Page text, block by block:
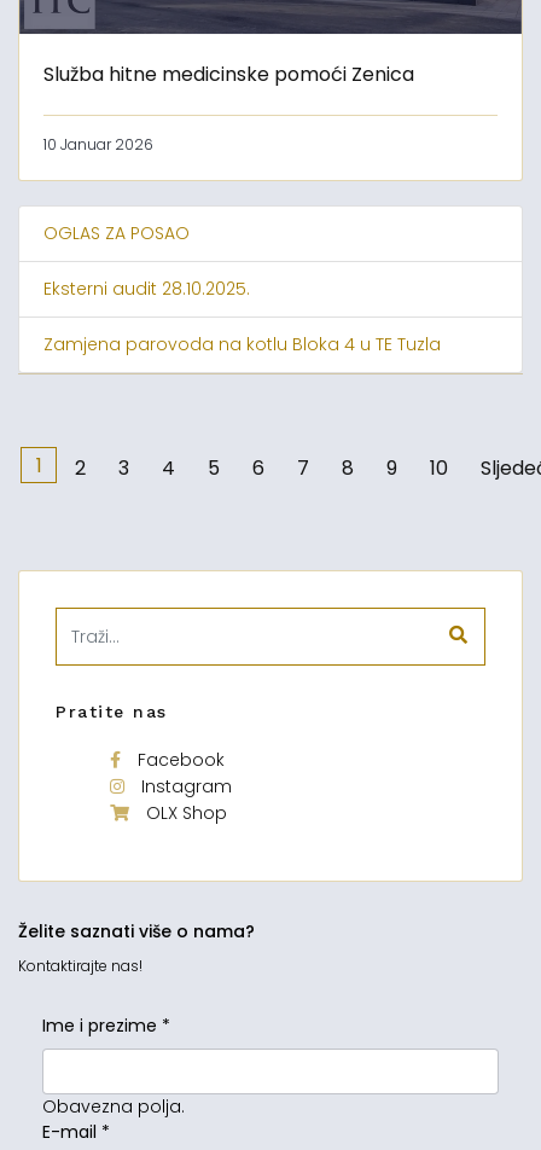
Služba hitne medicinske pomoći Zenica
10 Januar 2026
OGLAS ZA POSAO
Eksterni audit 28.10.2025.
Zamjena parovoda na kotlu Bloka 4 u TE Tuzla
1 2 3 4 5 6 7 8 9 10
Pratite nas
Facebook
Instagram
OLX Shop
Želite saznati više o nama?
Kontaktirajte nas!
Ime i prezime *
Obavezna polja.
E-mail *